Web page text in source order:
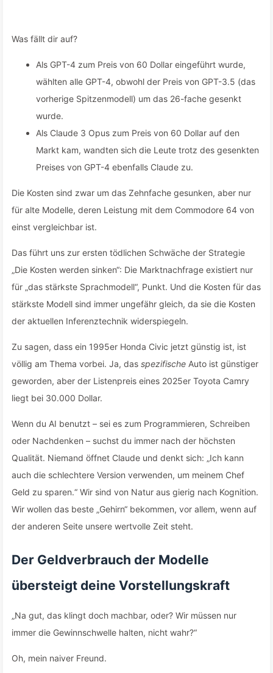
Was fällt dir auf?
Als GPT-4 zum Preis von 60 Dollar eingeführt wurde,
wählten alle GPT-4, obwohl der Preis von GPT-3.5 (das
vorherige Spitzenmodell) um das 26-fache gesenkt
wurde.
Als Claude 3 Opus zum Preis von 60 Dollar auf den
Markt kam, wandten sich die Leute trotz des gesenkten
Preises von GPT-4 ebenfalls Claude zu.
Die Kosten sind zwar um das Zehnfache gesunken, aber nur
für alte Modelle, deren Leistung mit dem Commodore 64 von
einst vergleichbar ist.
Das führt uns zur ersten tödlichen Schwäche der Strategie
„Die Kosten werden sinken“: Die Marktnachfrage existiert nur
für „das stärkste Sprachmodell“, Punkt. Und die Kosten für das
stärkste Modell sind immer ungefähr gleich, da sie die Kosten
der aktuellen Inferenztechnik widerspiegeln.
Zu sagen, dass ein 1995er Honda Civic jetzt günstig ist, ist
völlig am Thema vorbei. Ja, das spezifische Auto ist günstiger
geworden, aber der Listenpreis eines 2025er Toyota Camry
liegt bei 30.000 Dollar.
Wenn du AI benutzt – sei es zum Programmieren, Schreiben
oder Nachdenken – suchst du immer nach der höchsten
Qualität. Niemand öffnet Claude und denkt sich: „Ich kann
auch die schlechtere Version verwenden, um meinem Chef
Geld zu sparen.“ Wir sind von Natur aus gierig nach Kognition.
Wir wollen das beste „Gehirn“ bekommen, vor allem, wenn auf
der anderen Seite unsere wertvolle Zeit steht.
Der Geldverbrauch der Modelle
übersteigt deine Vorstellungskraft
„Na gut, das klingt doch machbar, oder? Wir müssen nur
immer die Gewinnschwelle halten, nicht wahr?“
Oh, mein naiver Freund.